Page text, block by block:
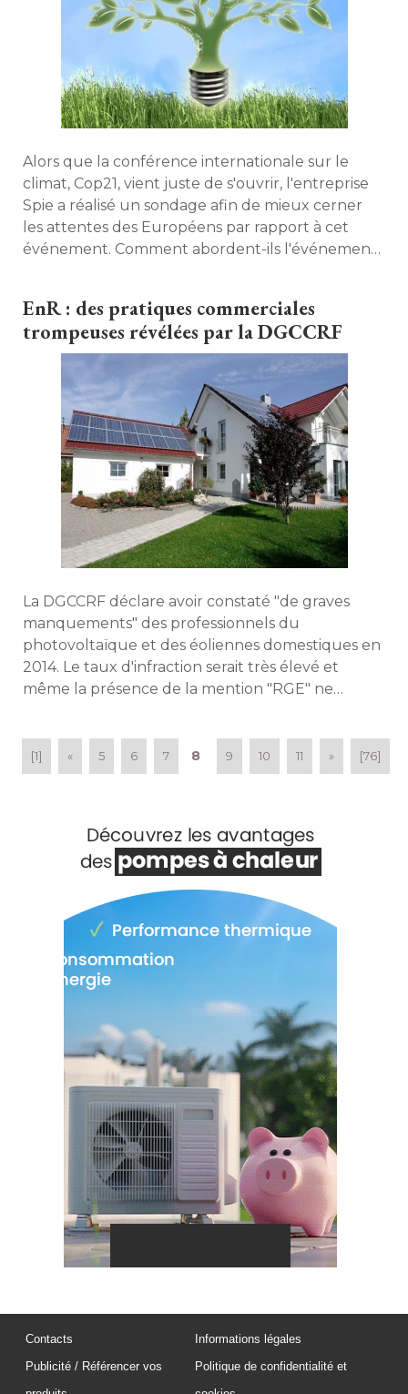
Alors que la conférence internationale sur le
climat, Cop21, vient juste de s'ouvrir, l'entreprise
Spie a réalisé un sondage afin de mieux cerner
les attentes des Européens par rapport à cet
événement. Comment abordent-ils l'événement
? Décryptage de leurs réponses.
EnR : des pratiques commerciales
trompeuses révélées par la DGCCRF
La DGCCRF déclare avoir constaté "de graves
manquements" des professionnels du
photovoltaïque et des éoliennes domestiques en
2014. Le taux d'infraction serait très élevé et
même la présence de la mention "RGE" ne
[1] « 5 6 7 8 9 10 11 » [76]
Contacts
Publicité / Référencer vos
Informations légales
Politique de confidentialité et